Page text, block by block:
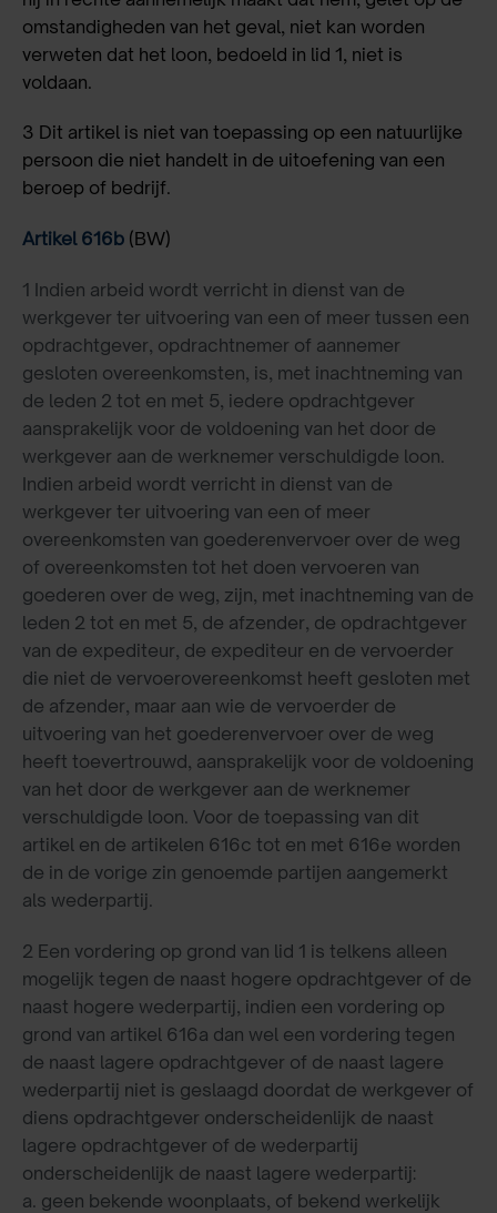
omstandigheden van het geval, niet kan worden
verweten dat het loon, bedoeld in lid 1, niet is
voldaan.
3 Dit artikel is niet van toepassing op een natuurlijke
persoon die niet handelt in de uitoefening van een
beroep of bedrijf.
Artikel616b (BW)
1 Indien arbeid wordt verricht in dienst van de
werkgever ter uitvoering van een of meer tussen een
opdrachtgever, opdrachtnemer of aannemer
gesloten overeenkomsten, is, met inachtneming van
de leden 2 tot en met 5, iedere opdrachtgever
aansprakelijk voor de voldoening van het door de
werkgever aan de werknemer verschuldigde loon.
Indien arbeid wordt verricht in dienst van de
werkgever ter uitvoering van een of meer
overeenkomsten van goederenvervoer over de weg
of overeenkomsten tot het doen vervoeren van
goederen over de weg, zijn, met inachtneming van de
leden 2 tot en met 5, de afzender, de opdrachtgever
van de expediteur, de expediteur en de vervoerder
die niet de vervoerovereenkomst heeft gesloten met
de afzender, maar aan wie de vervoerder de
uitvoering van het goederenvervoer over de weg
heeft toevertrouwd, aansprakelijk voor de voldoening
van het door de werkgever aan de werknemer
verschuldigde loon. Voor de toepassing van dit
artikel en de artikelen 616c tot en met 616e worden
de in de vorige zin genoemde partijen aangemerkt
als wederpartij.
2 Een vordering op grond van lid 1 is telkens alleen
mogelijk tegen de naast hogere opdrachtgever of de
naast hogere wederpartij, indien een vordering op
grond van artikel 616a dan wel een vordering tegen
de naast lagere opdrachtgever of de naast lagere
wederpartij niet is geslaagd doordat de werkgever of
diens opdrachtgever onderscheidenlijk de naast
lagere opdrachtgever of de wederpartij
onderscheidenlijk de naast lagere wederpartij:
a. geen bekende woonplaats, of bekend werkelijk